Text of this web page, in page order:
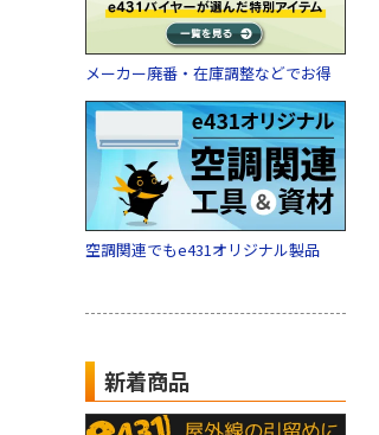
メーカー廃番・在庫調整などでお得
空調関連でもe431オリジナル製品
新着商品